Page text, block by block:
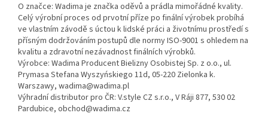
O značce: Wadima je značka oděvů a prádla mimořádné kvality.
Celý výrobní proces od prvotní příze po finální výrobek probíhá
ve vlastním závodě s úctou k lidské práci a životnímu prostředí s
přísným dodržováním postupů dle normy ISO-9001 s ohledem na
kvalitu a zdravotní nezávadnost finálních výrobků.
Výrobce: Wadima Producent Bielizny Osobistej Sp. z o.o., ul.
Prymasa Stefana Wyszyńskiego 11d, 05-220 Zielonka k.
Warszawy, wadima@wadima.pl
Výhradní distributor pro ČR: V.style CZ s.r.o., V Ráji 877, 530 02
Pardubice, obchod@wadima.cz